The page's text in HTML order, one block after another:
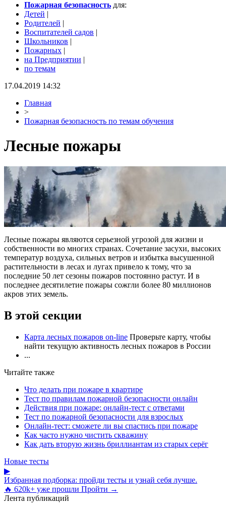
Пожарная безопасность для:
Детей |
Родителей |
Воспитателей садов |
Школьников |
Пожарных |
на Предприятии |
по темам
17.04.2019 14:32
Главная
>
Пожарная безопасность по темам обучения
Лесные пожары
Лесные пожары являются серьезной угрозой для жизни и
собственности во многих странах. Сочетание засухи, высоких
температур воздуха, сильных ветров и избытка высушенной
растительности в лесах и лугах привело к тому, что за
последние 50 лет сезоны пожаров постоянно растут. И в
последнее десятилетие пожары сожгли более 80 миллионов
акров этих земель.
В этой секции
Карта лесных пожаров on-line Проверьте карту, чтобы
найти текущую активность лесных пожаров в России
...
Читайте также
Что делать при пожаре в квартире
Тест по правилам пожарной безопасности онлайн
Действия при пожаре: онлайн-тест с ответами
Тест по пожарной безопасности для взрослых
Онлайн-тест: сможете ли вы спастись при пожаре
Как часто нужно чистить скважину
Как дать вторую жизнь бриллиантам из старых серёг
Новые тесты
▶
Избранная подборка: пройди тесты и узнай себя лучше.
🔥 620k+ уже прошли Пройти →
Лента публикаций